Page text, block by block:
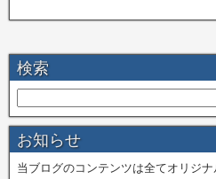
検索
お知らせ
当ブログのコンテンツは全てオリジ